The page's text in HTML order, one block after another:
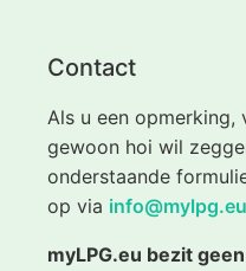
Contact
Als u een opmerking,
gewoon hoi wil
onderstaande
op via info@mylpg.eu
myLPG.eu bezit